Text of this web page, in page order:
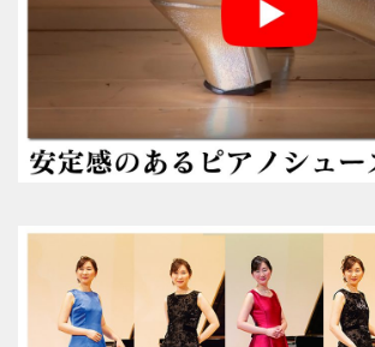
ブラック・エナメル
プラチナゴールド 数量限定モデル
（22.0～25.5cm）
（22.0～25.5cm）